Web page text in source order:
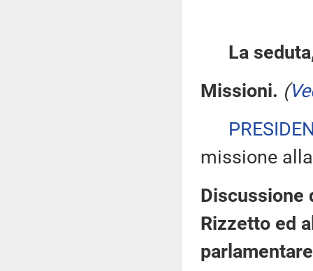
La
Missioni. (
missione
Discussione
Rizzetto ed